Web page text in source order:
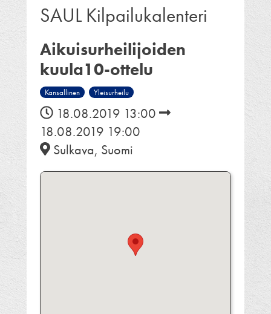
SAUL Kilpailukalenteri
Aikuisurheilijoiden
kuula10-ottelu
Kansallinen Yleisurheilu
18.08.2019 13:00
18.08.2019 19:00
Sulkava, Suomi